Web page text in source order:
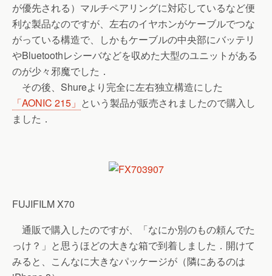
が優先される）マルチペアリングに対応しているなど便
利な製品なのですが、左右のイヤホンがケーブルでつな
がっている構造で、しかもケーブルの中央部にバッテリ
やBluetoothレシーバなどを収めた大型のユニットがある
のが少々邪魔でした．
その後、Shureより完全に左右独立構造にした
「AONIC 215」 という製品が販売されましたので購入し
ました．
FUJIFILM X70
通販で購入したのですが、「なにか別のもの頼んでた
っけ？」と思うほどの大きな箱で到着しました．開けて
みると、こんなに大きなパッケージが（隣にあるのは